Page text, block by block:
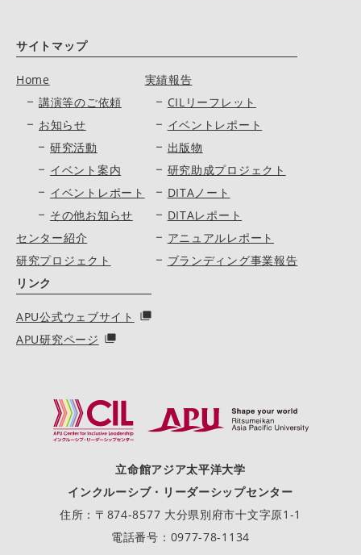
サイトマップ
Home
講演等のご依頼
お知らせ
研究活動
イベント案内
イベントレポート
その他お知らせ
センター紹介
研究プロジェクト
実績報告
CILリーフレット
イベントレポート
出版物
研究助成プロジェクト
DITAノート
DITAレポート
アニュアルレポート
ブランディング事業報告
リンク
APU公式ウェブサイト
APU研究ページ
立命館アジア太平洋大学
インクルーシブ・リーダーシップセンター
住所：〒874-8577 大分県別府市十文字原1-1
電話番号：0977-78-1134